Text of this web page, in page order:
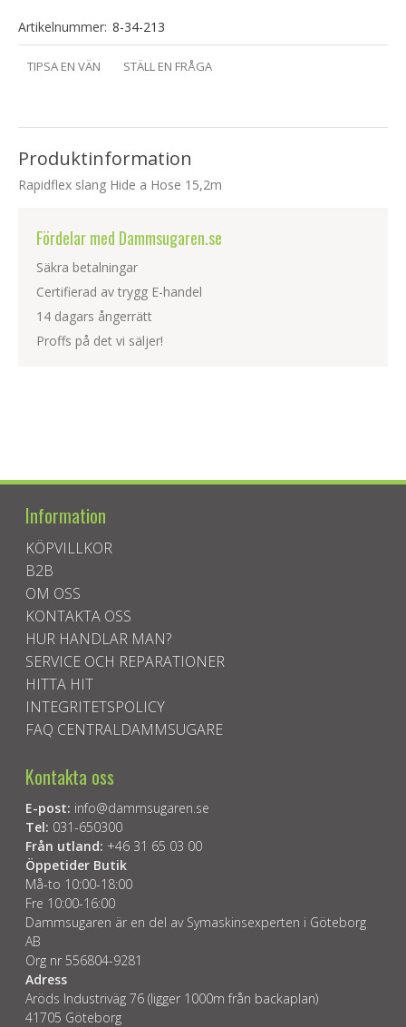
Artikelnummer: 8-34-213
TIPSA EN VÄN STÄLL EN FRÅGA
Produktinformation
Rapidflex slang Hide a Hose 15,2m
Fördelar med Dammsugaren.se
Säkra betalningar
Certifierad av trygg E-handel
14 dagars ångerrätt
Proffs på det vi säljer!
Information
KÖPVILLKOR
B2B
OM OSS
KONTAKTA OSS
HUR HANDLAR MAN?
SERVICE OCH REPARATIONER
HITTA HIT
INTEGRITETSPOLICY
FAQ CENTRALDAMMSUGARE
Kontakta oss
E-post: info@dammsugaren.se
Tel: 031-650300
Från utland: +46 31 65 03 00
Öppetider Butik
Må-to 10:00-18:00
Fre 10:00-16:00
Dammsugaren är en del av Symaskinsexperten i Göteborg
AB
Org nr 556804-9281
Adress
Aröds Industriväg 76 (ligger 1000m från backaplan)
41705 Göteborg